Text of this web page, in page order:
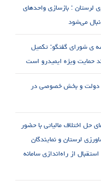
: بازسازی واحدهای
می‌شود
ی شورای گفتگو: تکمیل
حمایت ویژه ایمیدرو است
دولت و بخش خصوصی در
اختلاف مالیاتی با حضور
لرستان و نمایندگان
از راه‌اندازی سامانه